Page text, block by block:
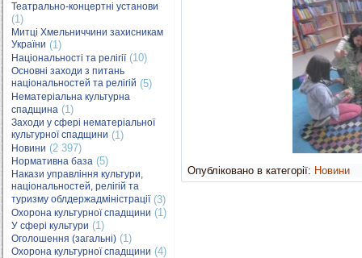
Театрально-концертні установи
(1)
Митці Хмельниччини захисникам
України (1)
Національності та релігії(10)
Основні заходи з питань
національностей та релігій (5)
Нематеріальна культурна
спадщина (1)
Заходи у сфері нематеріальної
культурної спадщини (1)
Новини (2 397)
Нормативна база (5)
Накази управління культури,
національностей, релігій та
туризму облдержадміністрації(3)
Охорона культурної спадщини (1)
У сфері культури (1)
Оголошення (загальні) (1)
Охорона культурної спадщини (4)
Опубліковано в категорії: Новини